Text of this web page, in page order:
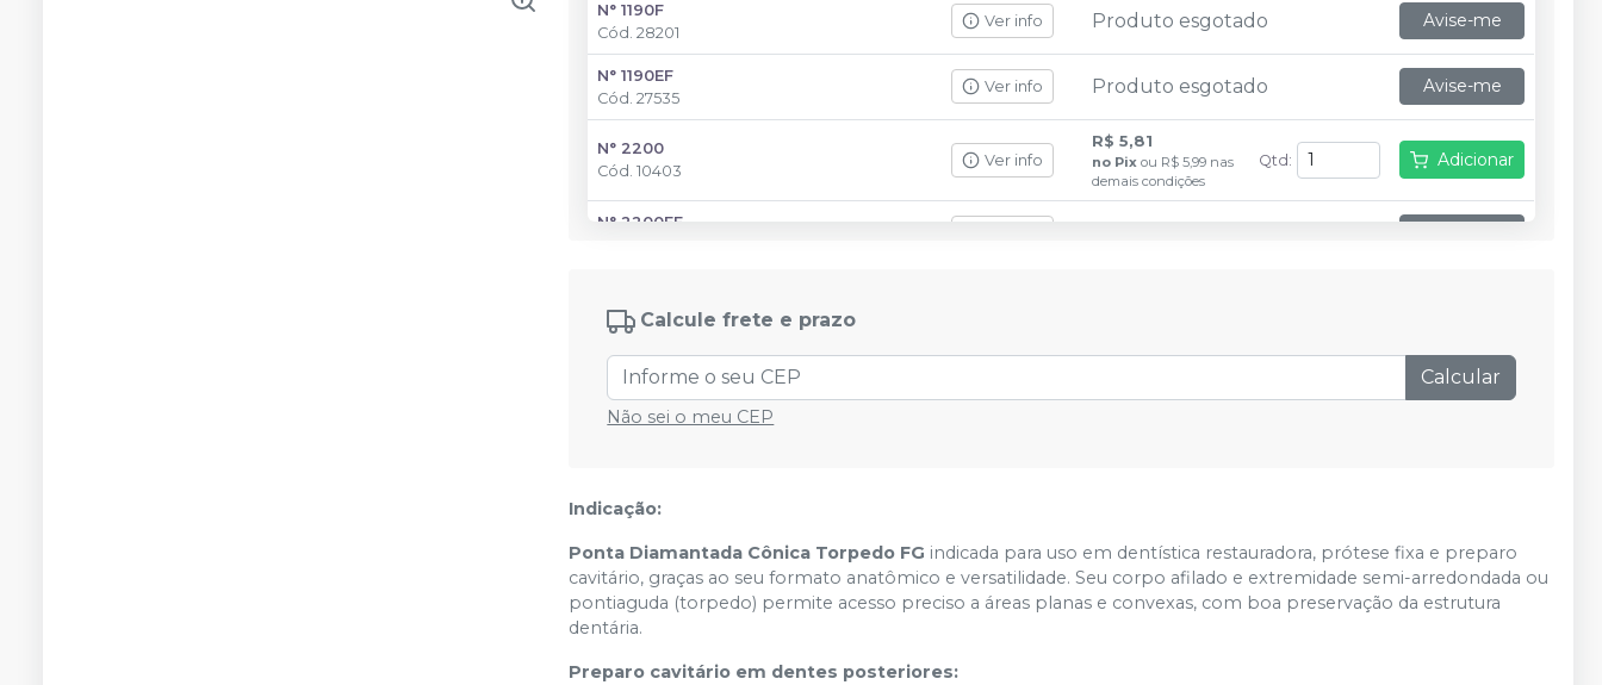
N° 1190F
Cód.28201
Ver info Produto esgotado Avise-me
N° 1190EF
Cód.27535
Ver info Produto esgotado Avise-me
N° 2200
Cód.10403
Ver info
R$ 5,81
no Pix ou R$ 5,99 nas
demais condições
Qtd : Adicionar
N° 2200EF
Cód.
27513
N° 3113
Cód. 27520
R$ 5,81
Adicionar
N° 3195EF
Cód.
Calcule frete e prazo
Calcular
Não sei o meu CEP
Indicação:
Ponta Diamantada Cônica Torpedo FG indicada para uso em dentística restauradora, prótese fixa e preparo
cavitário, graças ao seu formato anatômico e versatilidade. Seu corpo afilado e extremidade semi-arredondada ou
pontiaguda (torpedo) permite acesso preciso a áreas planas e convexas, com boa preservação da estrutura
dentária.
Preparo cavitário em dentes posteriores: